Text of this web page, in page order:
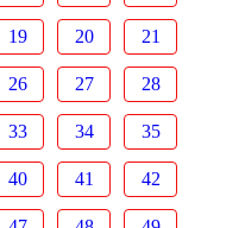
19 20 21
26 27 28
33 34 35
40 41 42